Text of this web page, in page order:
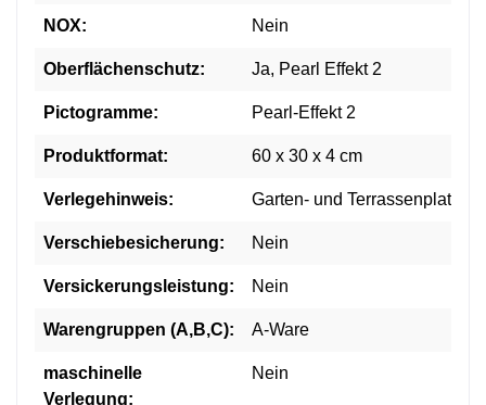
NOX: Nein
Oberflächenschutz: Ja, Pearl Effekt 2
Pictogramme: Pearl-Effekt 2
Produktformat: 60 x 30 x 4 cm
Verlegehinweis: Garten- und Terrassenplatten
Verschiebesicherung: Nein
Versickerungsleistung: Nein
Warengruppen (A,B,C): A-Ware
maschinelle
Verlegung:
Nein